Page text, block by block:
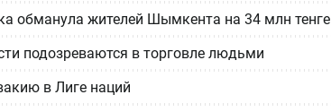
обманула жителей Шымкента на 34 млн тенге
подозреваются в торговле людьми
в Лиге наций